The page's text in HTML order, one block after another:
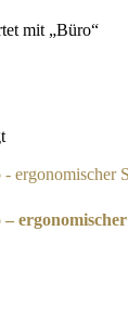
mit „Büro“
ergonomischer